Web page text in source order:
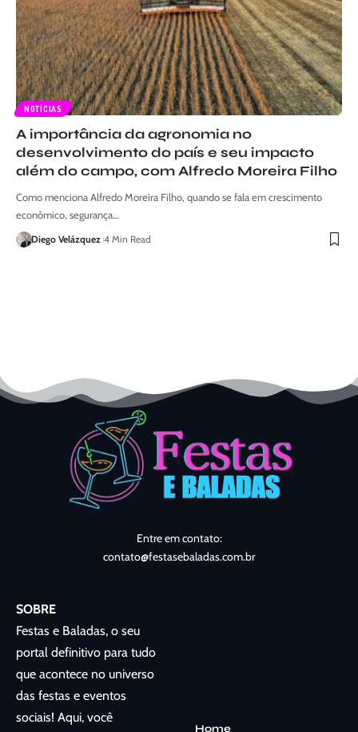
NOTÍCIAS
A importância da agronomia no
desenvolvimento do país e seu impacto
além do campo, com Alfredo Moreira Filho
Como menciona Alfredo Moreira Filho, quando se fala em crescimento
econômico, segurança…
Diego Velázquez 4 Min Read
Entre em contato:
contato@festasebaladas.com.br
SOBRE
Festas e Baladas, o seu
portal definitivo para tudo
que acontece no universo
das festas e eventos
sociais! Aqui, você
Home